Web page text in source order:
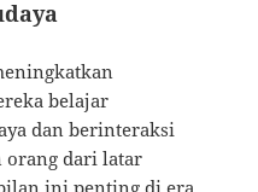
belajar
dan berinteraksi
orang dari latar
ini penting di era